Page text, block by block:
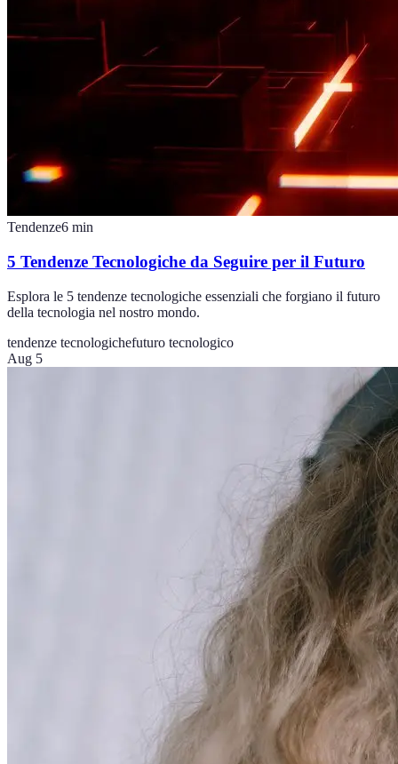
Tendenze6 min
5 Tendenze Tecnologiche da Seguire per il Futuro
Esplora le 5 tendenze tecnologiche essenziali che forgiano il futuro
della tecnologia nel nostro mondo.
tendenze tecnologichefuturo tecnologico
Aug 5